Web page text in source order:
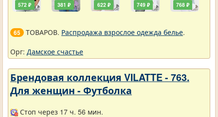
572 ₽ 381 ₽ 622 ₽ 749 ₽ 768 ₽
65 ТОВАРОВ. Распродажа взрослое одежда белье.
Орг: Дамское счастье
Брендовая коллекция VILATTE - 763.
Для женщин - Футболка
Стоп через 17 ч. 56 мин.